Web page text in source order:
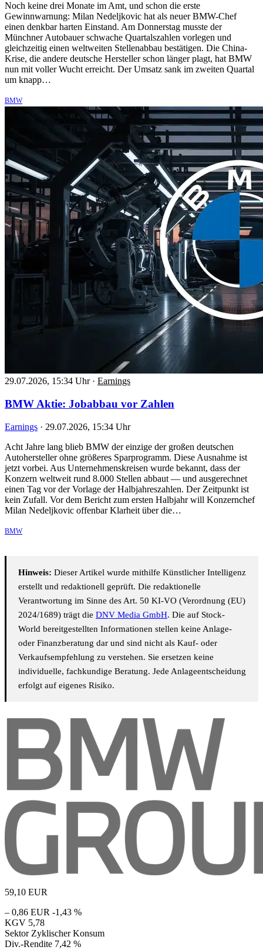
Noch keine drei Monate im Amt, und schon die erste
Gewinnwarnung: Milan Nedeljkovic hat als neuer BMW-Chef
einen denkbar harten Einstand. Am Donnerstag musste der
Münchner Autobauer schwache Quartalszahlen vorlegen und
gleichzeitig einen weltweiten Stellenabbau bestätigen. Die China-
Krise, die andere deutsche Hersteller schon länger plagt, hat BMW
nun mit voller Wucht erreicht. Der Umsatz sank im zweiten Quartal
um knapp…
BMW
29.07.2026, 15:34 Uhr · Earnings
BMW Aktie: Jobabbau vor Zahlen
Earnings · 29.07.2026, 15:34 Uhr
Acht Jahre lang blieb BMW der einzige der großen deutschen
Autohersteller ohne größeres Sparprogramm. Diese Ausnahme ist
jetzt vorbei. Aus Unternehmenskreisen wurde bekannt, dass der
Konzern weltweit rund 8.000 Stellen abbaut — und ausgerechnet
einen Tag vor der Vorlage der Halbjahreszahlen. Der Zeitpunkt ist
kein Zufall. Vor dem Bericht zum ersten Halbjahr will Konzernchef
Milan Nedeljkovic offenbar Klarheit über die…
BMW
Hinweis: Dieser Artikel wurde mithilfe Künstlicher Intelligenz
erstellt und redaktionell geprüft. Die redaktionelle
Verantwortung im Sinne des Art. 50 KI-VO (Verordnung (EU)
2024/1689) trägt die DNV Media GmbH. Die auf Stock-
World bereitgestellten Informationen stellen keine Anlage-
oder Finanzberatung dar und sind nicht als Kauf- oder
Verkaufsempfehlung zu verstehen. Sie ersetzen keine
individuelle, fachkundige Beratung. Jede Anlageentscheidung
erfolgt auf eigenes Risiko.
59,10 EUR
– 0,86 EUR -1,43 %
KGV 5,78
Sektor Zyklischer Konsum
Div.-Rendite 7,42 %